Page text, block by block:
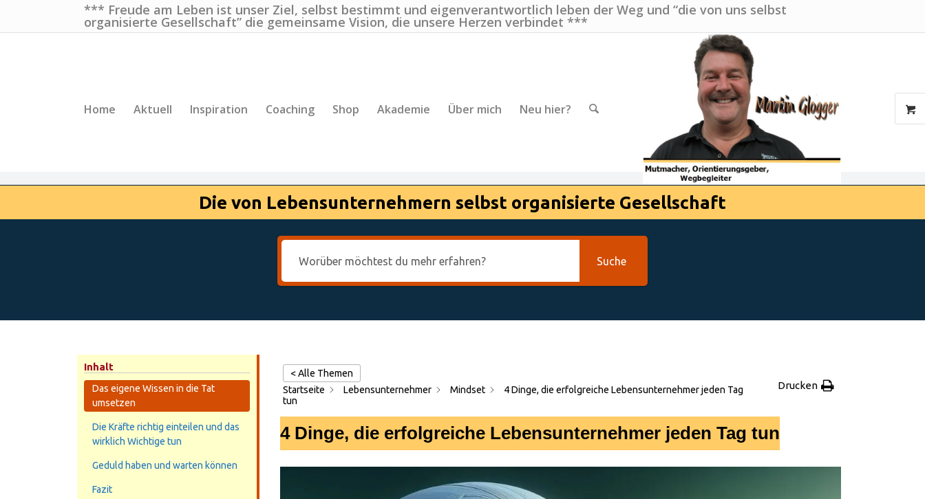
*** Freude am Leben ist unser Ziel, selbst bestimmt und eigenverantwortlich leben der Weg und “die von uns selbst
organisierte Gesellschaft” die gemeinsame Vision, die unsere Herzen verbindet ***
Home Aktuell Inspiration Coaching Shop Akademie Über mich Neu hier?
Die von Lebensunternehmern selbst organisierte Gesellschaft
Suche
Inhalt
Das eigene Wissen in die Tat
umsetzen
Die Kräfte richtig einteilen und das
wirklich Wichtige tun
Geduld haben und warten können
Fazit
< Alle Themen
Startseite
Lebensunternehmer Mindset
4 Dinge, die erfolgreiche Lebensunternehmer jeden Tag
tun
Drucken
4 Dinge, die erfolgreiche Lebensunternehmer jeden Tag tun